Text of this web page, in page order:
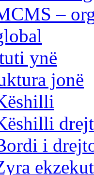
–
ynë
jonë
i